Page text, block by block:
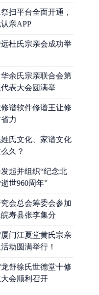
扫平台全面开通，
亲APP
杜氏宗亲会成功举
余氏宗亲联合会第
表大会圆满举
谱软件修谱王让修
力
氏文化、家谱文化
久？
发起并组织“纪念北
世960周年”
会总会筹委会参加
寿县张李集分
门江夏堂黄氏宗亲
动圆满举行！
舒徐氏世德堂十修
会顺利召开